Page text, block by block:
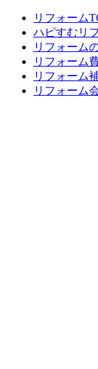
リフォーム
ハピすむリ
リフォーム
リフォーム
リフォーム
リフォーム